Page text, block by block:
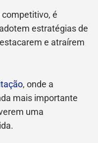
é
estratégias de
e atraírem
, onde a
mais importante
uma